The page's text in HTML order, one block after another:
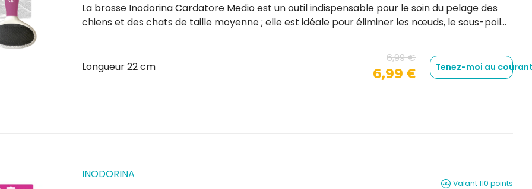
La brosse Inodorina Cardatore Medio est un outil indispensable pour le soin du pelage des
chiens et des chats de taille moyenne ; elle est idéale pour éliminer les nœuds, le sous-poil
Longueur 22 cm
6,99 €
6,99 € Tenez-moi au
INODORINA
Valant 110 points